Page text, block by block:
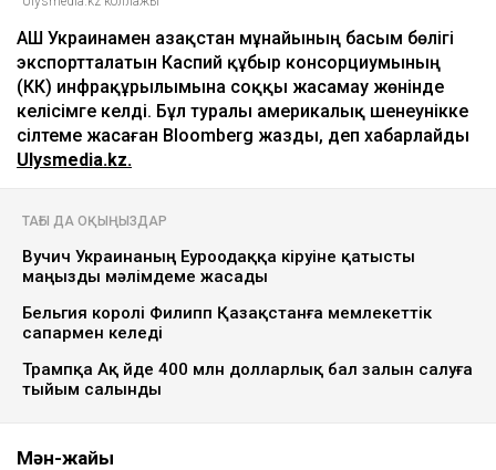
АҚШ Украинамен Қазақстан мұнайының басым бөлігі
экспортталатын Каспий құбыр консорциумының
(КҚК) инфрақұрылымына соққы жасамау жөнінде
келісімге келді. Бұл туралы америкалық шенеунікке
сілтеме жасаған Bloomberg жазды, деп хабарлайды
Ulysmedia.kz.
ТАҒЫ ДА ОҚЫҢЫЗДАР
Вучич Украинаның Еуроодаққа кіруіне қатысты
маңызды мәлімдеме жасады
Бельгия королі Филипп Қазақстанға мемлекеттік
сапармен келеді
Трампқа Ақ үйде 400 млн долларлық бал залын салуға
тыйым салынды
Мән-жайы